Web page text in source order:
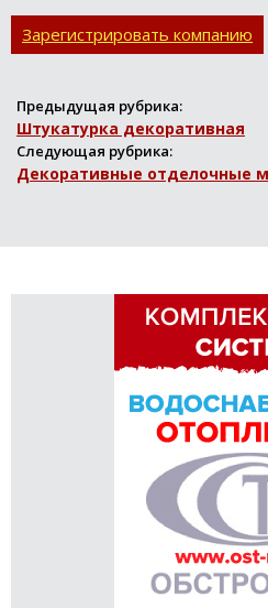
контроль
Зарегистрировать компанию
Предыдущая рубрика:
Штукатурка декоративная
Следующая рубрика:
Декоративные отделочные